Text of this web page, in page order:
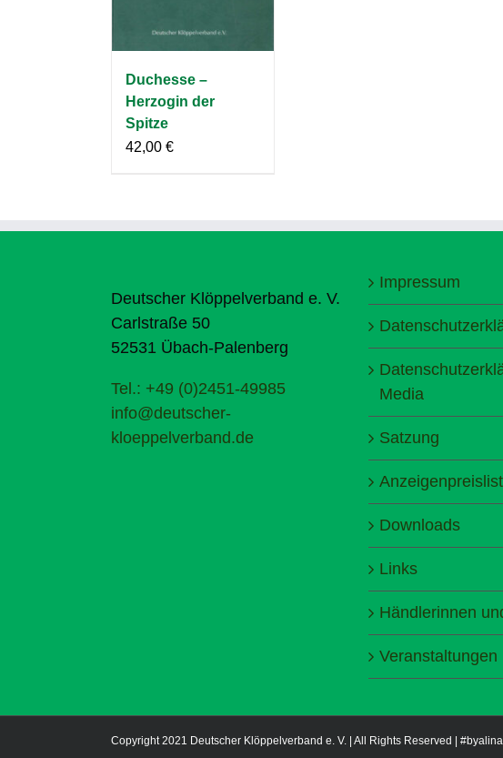
Duchesse –
Herzogin der
Spitze
42,00 €
Deutscher Klöppelverband e. V.
Carlstraße 50
52531 Übach-Palenberg
Tel.: +49 (0)2451-49985
info@deutscher-
kloeppelverband.de
Impressum
Media
Satzung
Downloads
Links
Händlerinnen
Veranstaltungen
Copyright 2021 Deutscher Klöppelverband e. V. | All Rights Reserved |